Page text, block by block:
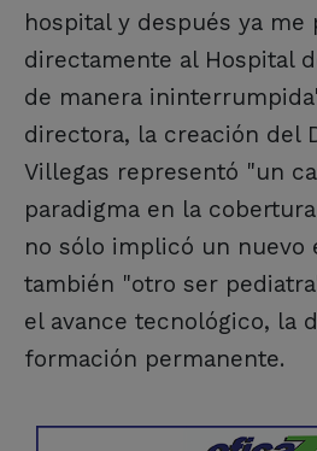
hospital y después ya me
directamente al Hospital
de manera
directora, la creación del
Villegas representó "un
paradigma en la
no sólo implicó un nuevo
también "otro ser
el avance tecnológico, la
formación permanente.